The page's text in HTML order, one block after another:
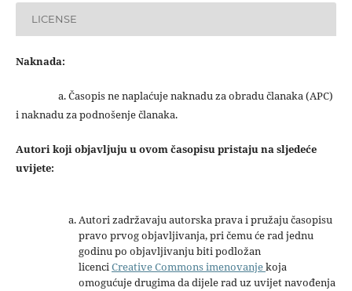
LICENSE
Naknada:
a. Časopis ne naplaćuje naknadu za obradu članaka (APC)
i naknadu za podnošenje članaka.
Autori koji objavljuju u ovom časopisu pristaju na sljedeće
uvijete:
Autori zadržavaju autorska prava i pružaju časopisu
pravo prvog objavljivanja, pri čemu će rad jednu
godinu po objavljivanju biti podložan
licenciCreative Commons imenovanjekoja
omogućuje drugima da dijele rad uz uvijet navođenja